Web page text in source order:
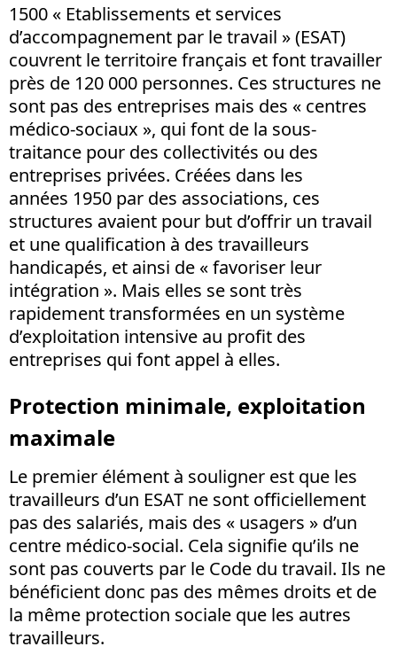
1500 « Etablissements et services
d’accompagnement par le travail » (ESAT)
couvrent le territoire français et font travailler
près de 120 000 personnes. Ces structures ne
sont pas des entreprises mais des « centres
médico-sociaux », qui font de la sous-
traitance pour des collectivités ou des
entreprises privées. Créées dans les
années 1950 par des associations, ces
structures avaient pour but d’offrir un travail
et une qualification à des travailleurs
handicapés, et ainsi de « favoriser leur
intégration ». Mais elles se sont très
rapidement transformées en un système
d’exploitation intensive au profit des
entreprises qui font appel à elles.
Protection minimale, exploitation
maximale
Le premier élément à souligner est que les
travailleurs d’un ESAT ne sont officiellement
pas des salariés, mais des « usagers » d’un
centre médico-social. Cela signifie qu’ils ne
sont pas couverts par le Code du travail. Ils ne
bénéficient donc pas des mêmes droits et de
la même protection sociale que les autres
travailleurs.